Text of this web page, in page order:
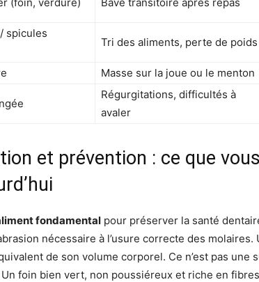
spicules
Tri des aliments, perte de poids
Masse sur la joue ou le menton
Régurgitations, difficultés à
avaler
et prévention : ce que
fondamental pour préserver la santé
nécessaire à l’usure correcte des
de son volume corporel. Ce n’est pas une
foin bien vert, non poussiéreux et riche en